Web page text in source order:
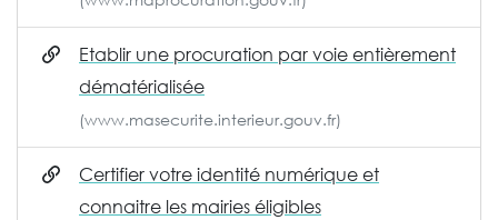
Etablir une procuration par voie entièrement
dématérialisée
(www.masecurite.interieur.gouv.fr)
Certifier votre identité numérique et
connaitre les mairies éligibles